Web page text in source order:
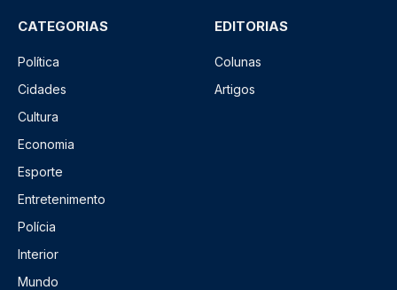
CATEGORIAS
Política
Cidades
Cultura
Economia
Esporte
Entretenimento
Polícia
Interior
Mundo
EDITORIAS
Colunas
Artigos